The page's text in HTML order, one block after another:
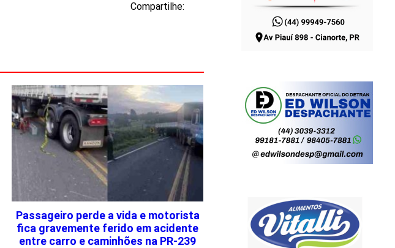
Compartilhe:
Passageiro perde a vida e motorista
fica gravemente ferido em acidente
entre carro e caminhões na PR-239